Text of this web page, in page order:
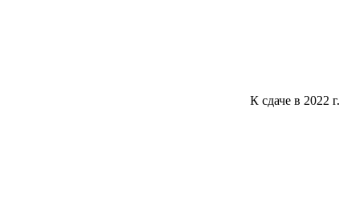
К сдаче в 2022 г.